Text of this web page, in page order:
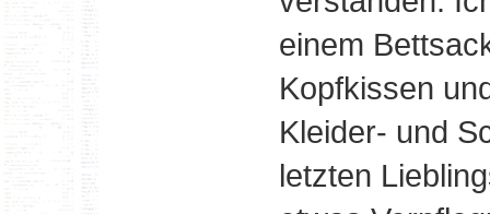
einem
Kopfkissen
Kleider- und
letzten